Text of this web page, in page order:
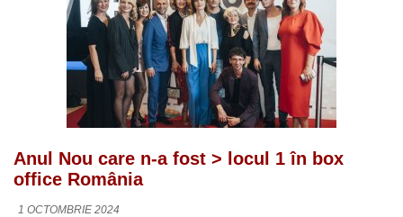
Anul Nou care n-a fost > locul 1 în box
office România
1 OCTOMBRIE 2024